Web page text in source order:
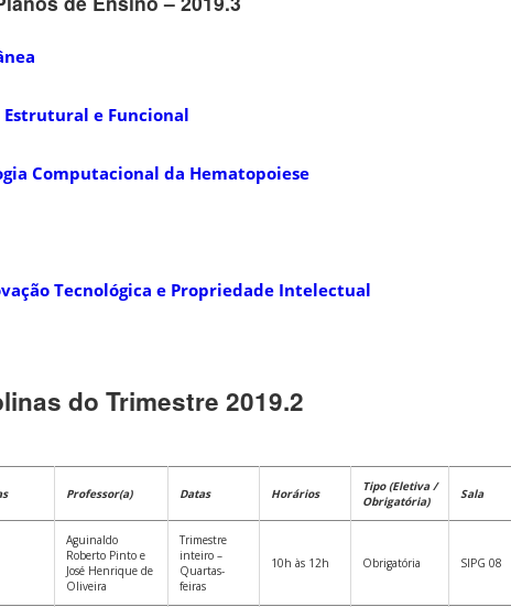
Estrutural e Funcional
Computacional da Hematopoiese
Tecnológica e Propriedade Intelectual
do Trimestre 2019.2
Professor(a) Datas Horários
Tipo (Eletiva /
Obrigatória)
Sala
Aguinaldo
Roberto Pinto e
José Henrique de
Oliveira
Trimestre
inteiro –
Quartas-
feiras
10h às 12h Obrigatória SIPG 08